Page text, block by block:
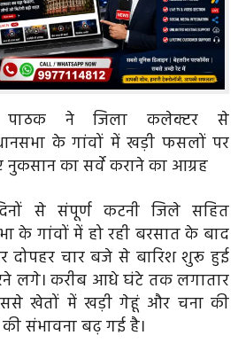
पाठक ने जिला कलेक्टर से
के गांवों में खड़ी फसलों पर
का सर्वे कराने का आग्रह
से संपूर्ण कटनी जिले सहित
के गांवों में हो रही बरसात के बाद
दोपहर चार बजे से बारिश शुरू हुई
लगे। करीब आधे घंटे तक लगातार
इससे खेतों में खड़ी गेहूं और चना की
संभावना बढ़ गई है।